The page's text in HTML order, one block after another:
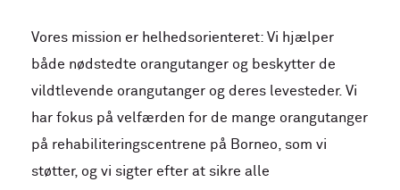
Vores mission er helhedsorienteret: Vi hjælper
både nødstedte orangutanger og beskytter de
vildtlevende orangutanger og deres levesteder. Vi
har fokus på velfærden for de mange orangutanger
på rehabiliteringscentrene på Borneo, som vi
støtter, og vi sigter efter at sikre alle